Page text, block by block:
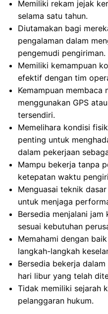
Memiliki rekam jejak
selama satu tahun.
Diutamakan bagi
pengalaman dalam
pengemudi pengiriman.
Memiliki kemampuan
efektif dengan tim
Kemampuan membaca
menggunakan GPS
tersendiri.
Memelihara kondisi
penting untuk
dalam pekerjaan
Mampu bekerja tanpa
ketepatan waktu
Menguasai teknik
untuk menjaga
Bersedia menjalani
sesuai kebutuhan
Memahami dengan
langkah-langkah
Bersedia bekerja
hari libur yang telah
Tidak memiliki sejarah
pelanggaran hukum.